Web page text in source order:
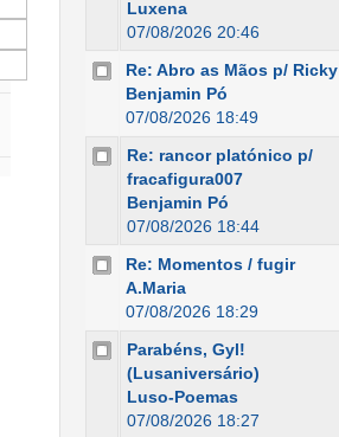
Luxena
07/08/2026 20:46
Re: Abro as Mãos p/ Ricky
Benjamin Pó
07/08/2026 18:49
Re: rancor platónico p/
fracafigura007
Benjamin Pó
07/08/2026 18:44
Re: Momentos / fugir
A.Maria
07/08/2026 18:29
Parabéns, Gyl!
(Lusaniversário)
Luso-Poemas
07/08/2026 18:27